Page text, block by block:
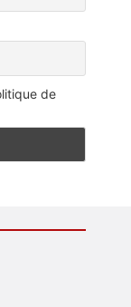
de